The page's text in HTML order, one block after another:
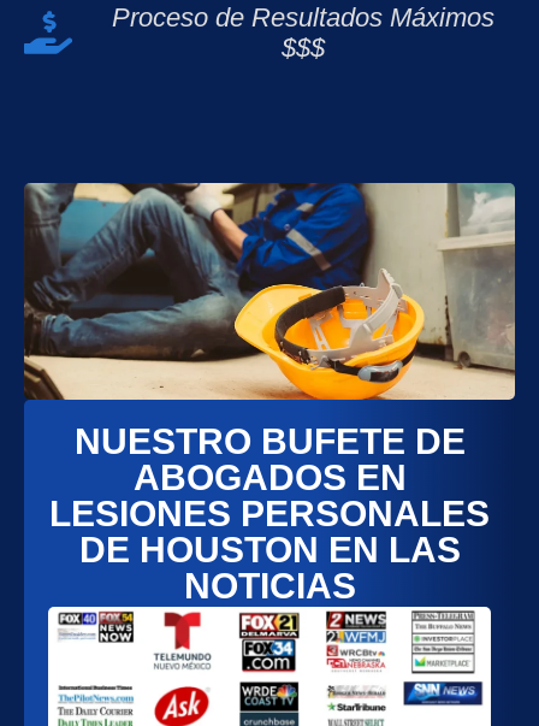
Proceso de Resultados Máximos
$$$
NUESTRO BUFETE DE
ABOGADOS EN
LESIONES PERSONALES
DE HOUSTON EN LAS
NOTICIAS